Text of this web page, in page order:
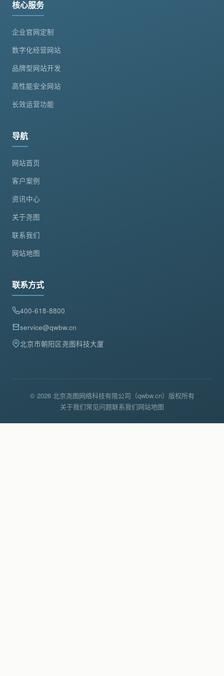
核心服务
企业官网定制
数字化经营网站
品牌型网站开发
高性能安全网站
长效运营功能
导航
网站首页
客户案例
资讯中心
关于尧图
联系我们
网站地图
联系方式
400-618-8800
service@qwbw.cn
北京市朝阳区尧图科技大厦
© 2026 北京尧图网络科技有限公司（qwbw.cn）版权所有
关于我们常见问题联系我们网站地图